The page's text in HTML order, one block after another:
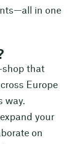
in one
that
Europe
way.
your
on